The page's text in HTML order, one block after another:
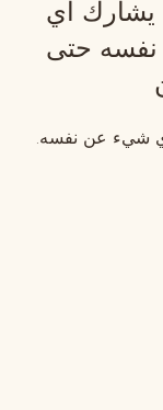
يشارك أي
حتى
شيء عن نفسه.